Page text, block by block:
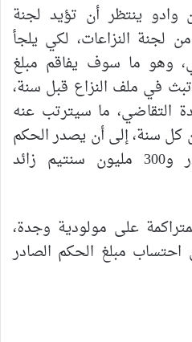
وادو ينتظر أن تؤيد لجنة
لجنة النزاعات، لكي يلجأ
وهو ما سوف يفاقم مبلغ
في ملف النزاع قبل سنة،
التقاضي، ما سيترتب عنه
عن كل سنة، إلى أن يصدر الحكم
النهائي، وقد يصل لمليار و300 مليون سنتيم زائد
على مولودية وجدة،
دون احتساب مبلغ الحكم الصادر